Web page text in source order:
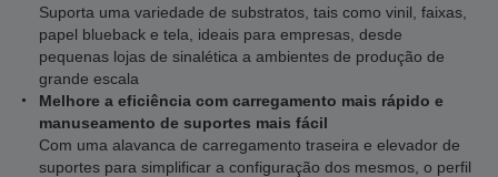
Suporta uma variedade de substratos, tais como vinil, faixas,
papel blueback e tela, ideais para empresas, desde
pequenas lojas de sinalética a ambientes de produção de
grande escala
Melhore a eficiência com carregamento mais rápido e
manuseamento de suportes mais fácil
Com uma alavanca de carregamento traseira e elevador de
suportes para simplificar a configuração dos mesmos, o perfil